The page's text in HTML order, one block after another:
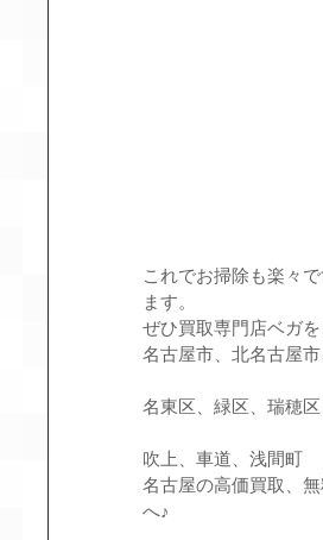
これでお掃除も楽々
ます。
ぜひ買取専門店ベガを
名古屋市、北名古屋
名東区、緑区、瑞穂
吹上、車道、浅間町
名古屋の高価買取、
へ♪